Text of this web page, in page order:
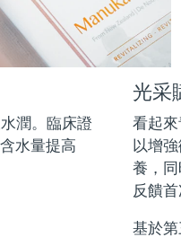
潤。臨床證
水量提高
光采
看起
以增
養，
反饋
基於
hair removal
Prep Gel
gel
serum
Solution
gel
treatment
.
護發
Set
& 18% PAP gel
預計送達日期8/11/26
預計送達日期8/10/26
預計送達日期 8/8/26
8/10/26
8/12/26